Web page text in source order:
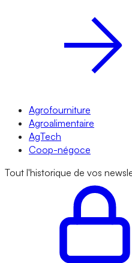
Agrofourniture
Agroalimentaire
AgTech
Coop-négoce
Tout l'historique de vos